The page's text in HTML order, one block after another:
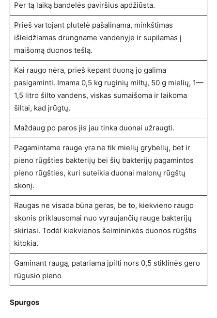
Per tą laiką bandelės paviršius apdžiūsta.
Prieš vartojant plutelė pašalinama, minkštimas
išleidžiamas drungname vandenyje ir supilamas į
maišomą duonos tešlą.
Kai raugo nėra, prieš kepant duoną jo galima
pasigaminti. Imama 0,5 kg ruginių miltų, 50 g mielių, 1—
1,5 litro šilto vandens, viskas sumaišoma ir laikoma
šiltai, kad įrūgtų.
Maždaug po paros jis jau tinka duonai užraugti.
Pagamintame rauge yra ne tik mielių grybelių, bet ir
pieno rūgšties bakterijų bei šių bakterijų pagamintos
pieno rūgšties, kuri suteikia duonai malonų rūgštų
skonį.
Raugas ne visada būna geras, be to, kiekvieno raugo
skonis priklausomai nuo vyraujančių rauge bakterijų
skiriasi. Todėl kiekvienos šeimininkės duonos rūgštis
kitokia.
Gaminant raugą, patariama įpilti nors 0,5 stiklinės gero
rūgusio pieno
Spurgos